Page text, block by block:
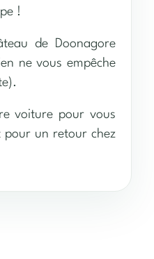
!
de Doonagore
ne vous empêche
voiture pour vous
pour un retour chez